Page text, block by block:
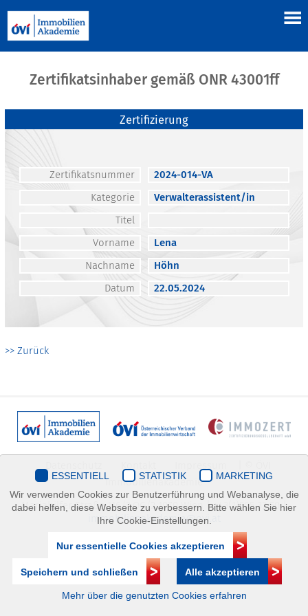
Zertifikatsinhaber gemäß ONR 43001ff
Zertifizierung
Zertifikatsnummer
2024-014-VA
Kategorie
Verwalterassistent/in
Titel
Vorname
Lena
Nachname
Höhn
Datum
22.05.2024
>> Zurück
Immobilienakademie
Mariahilfer Straße 116/2.OG/2 1070 Wien | +43(1)505 32 50 |
immobilienakademie@ovi.at
ESSENTIELL STATISTIK
MARKETING
Wir verwenden Cookies zur Benutzerführung und Webanalyse, die
dabei helfen, diese Webseite zu verbessern. Bitte wählen Sie hier
Ihre Cookie-Einstellungen.
Nur essentielle Cookies akzeptieren
Speichern und schließen Alle akzeptieren
Mehr über die genutzten Cookies erfahren